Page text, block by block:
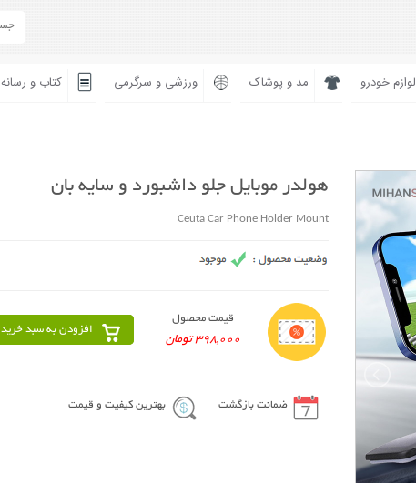
لوازم خودرو مد و پوشاک ورزشی و سرگرمی کتاب و رسانه
هولدر موبایل جلو داشبورد و سایه بان
Ceuta Car Phone Holder Mount
قیمت محصول
398,000 تومان
افزودن به سبد خرید
ضمانت بازگشت بهترین کیفیت و قیمت